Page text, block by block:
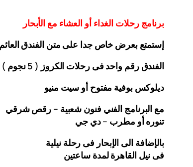
برنامج رحلات الغداء أو العشاء مع الأبحار
إستمتع بعرض خاص جدا على متن الفندق
الفندق رقم واحد فى رحلات الكروز ( 5 نجوم )
ديلوكس بوفية مفتوح أو سيت منيو
مع البرنامج الفني فنون شعبية – رقص شرقي
تنوره أو مطرب – دي جي
بالإضافة الى الإبحار فى رحلة نيلية
فى نيل القاهرة لمدة ساعتين